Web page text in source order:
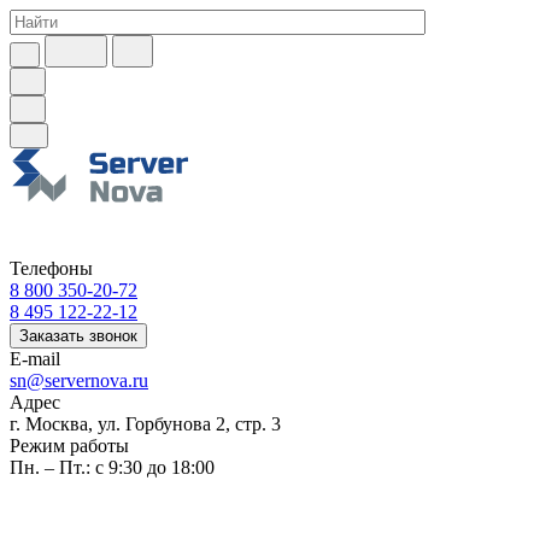
Телефоны
8 800 350-20-72
8 495 122-22-12
Заказать звонок
E-mail
sn@servernova.ru
Адрес
г. Москва, ул. Горбунова 2, стр. 3
Режим работы
Пн. – Пт.: с 9:30 до 18:00